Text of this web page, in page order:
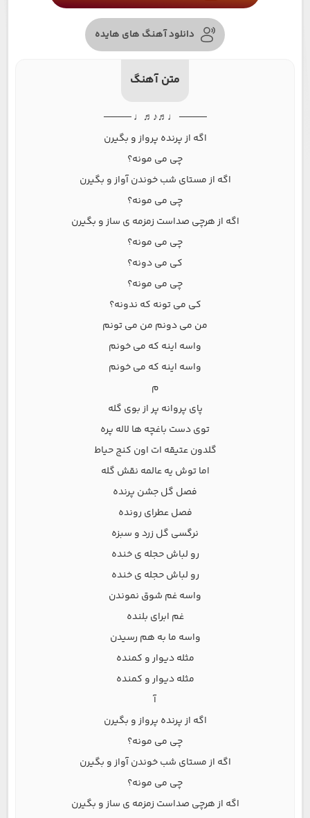
دانلود آهنگ های هایده
متن آهنگ
──── ♩♬♪♬♩ ────
اگه از پرنده پرواز و بگیرن
چی می مونه؟
اگه از مستای شب خوندن آواز و بگیرن
چی می مونه؟
اگه از هرچی صداست زمزمه ی ساز و بگیرن
چی می مونه؟
کی می دونه؟
چی می مونه؟
کی می تونه که ندونه؟
من می دونم من می تونم
واسه اینه که می خونم
واسه اینه که می خونم
م
پای پروانه پر از بوی گله
توی دست باغچه ها لاله پره
گلدون عتیقه ات اون کنج حیاط
اما توش یه عالمه نقش گله
فصل گل جشن پرنده
فصل عطرای رونده
نرگسی گل زرد و سبزه
رو لباش حجله ی خنده
رو لباش حجله ی خنده
واسه غم شوق نموندن
غم ابرای بلنده
واسه ما به هم رسیدن
مثله دیوار و کمنده
مثله دیوار و کمنده
آ
اگه از پرنده پرواز و بگیرن
چی می مونه؟
اگه از مستای شب خوندن آواز و بگیرن
چی می مونه؟
اگه از هرچی صداست زمزمه ی ساز و بگیرن